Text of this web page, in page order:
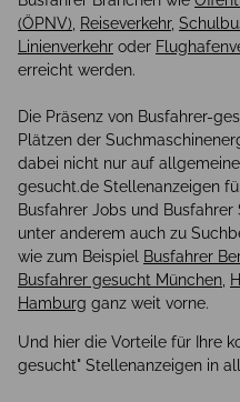
(ÖPNV)
Reiseverkehr,
Linienverkehr oder
erreicht werden.
Die Präsenz von Busfahrer-
Plätzen der
dabei nicht nur auf
gesucht.de Stellenanzeigen
Busfahrer Jobs und
unter anderem auch zu
wie zum Beispiel
Busfahrer
Busfahrer gesucht München
Hamburg ganz weit vorne.
Und hier die Vorteile für Ihre
gesucht" Stellenanzeigen in